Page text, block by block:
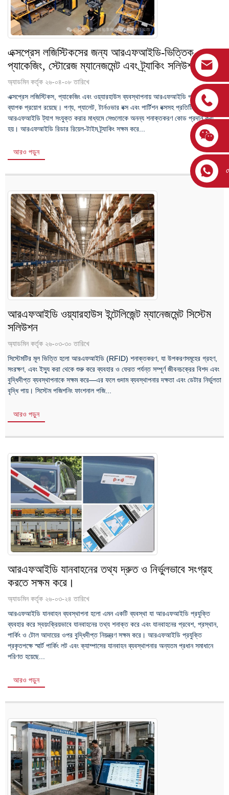
এক্সপ্রেস লজিস্টিকসের জন্য আরএফআইডি-ভিত্তিক
প্যাকেজিং, স্টোরেজ ম্যানেজমেন্ট এবং ট্র্যাকিং সলিউশন
অ্যাডমিন কর্তৃক ২৬-০৪-০৮ তারিখে
এক্সপ্রেস লজিস্টিকস, প্যাকেজিং এবং ওয়্যারহাউস ব্যবস্থাপনায় আরএফআইডি প্রযুক্তির
ব্যাপক প্রয়োগ রয়েছে। পণ্য, প্যালেট, টার্নওভার বক্স এবং পার্টিশন বক্সসহ প্রতিটি বস্তুতে
আরএফআইডি ট্যাগ সংযুক্ত করার মাধ্যমে সেগুলোকে অনন্য শনাক্তকরণ কোড প্রদান করা
হয়। আরএফআইডি রিডার রিয়েল-টাইম ট্র্যাকিং সক্ষম করে...
আরও পড়ুন
আরএফআইডি ওয়্যারহাউস ইন্টেলিজেন্ট ম্যানেজমেন্ট সিস্টেম
সলিউশন
অ্যাডমিন কর্তৃক ২৬-০৩-৩০ তারিখে
সিস্টেমটির মূল ভিত্তি হলো আরএফআইডি (RFID) শনাক্তকরণ, যা উপকরণসমূহের গ্রহণ,
সংরক্ষণ, এবং ইস্যু করা থেকে শুরু করে ব্যবহার ও ফেরত পর্যন্ত সম্পূর্ণ জীবনচক্রের বিশদ এবং
বুদ্ধিদীপ্ত ব্যবস্থাপনাকে সক্ষম করে—এর ফলে গুদাম ব্যবস্থাপনার দক্ষতা এবং ডেটার নির্ভুলতা
বৃদ্ধি পায়। সিস্টেম পজিশনিং ফাংশনাল পজি...
আরও পড়ুন
আরএফআইডি যানবাহনের তথ্য দ্রুত ও নির্ভুলভাবে সংগ্রহ
করতে সক্ষম করে।
অ্যাডমিন কর্তৃক ২৬-০৩-২৪ তারিখে
আরএফআইডি যানবাহন ব্যবস্থাপনা হলো এমন একটি ব্যবস্থা যা আরএফআইডি প্রযুক্তি
ব্যবহার করে স্বয়ংক্রিয়ভাবে যানবাহনের তথ্য শনাক্ত করে এবং যানবাহনের প্রবেশ, প্রস্থান,
পার্কিং ও টোল আদায়ের ওপর বুদ্ধিদীপ্ত নিয়ন্ত্রণ সক্ষম করে। আরএফআইডি প্রযুক্তি
প্রকৃতপক্ষে স্মার্ট পার্কিং লট এবং ক্যাম্পাসের যানবাহন ব্যবস্থাপনার অন্যতম প্রধান সমাধানে
পরিণত হয়েছে...
আরও পড়ুন